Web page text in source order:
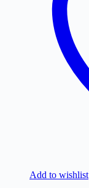
Add to wishlist